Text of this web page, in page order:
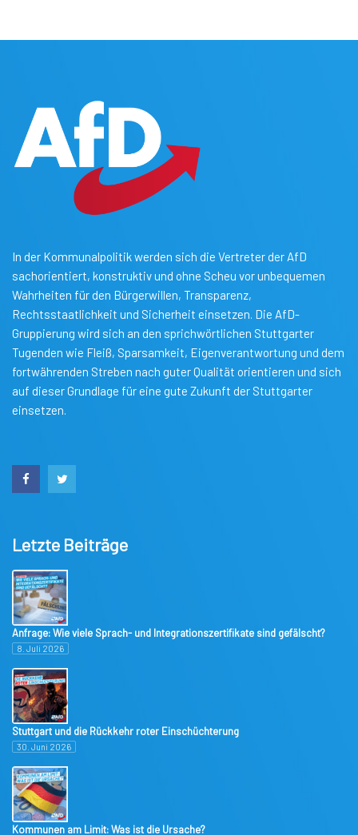
In der Kommunalpolitik werden sich die Vertreter der AfD
sachorientiert, konstruktiv und ohne Scheu vor unbequemen
Wahrheiten für den Bürgerwillen, Transparenz,
Rechtsstaatlichkeit und Sicherheit einsetzen. Die AfD-
Gruppierung wird sich an den sprichwörtlichen Stuttgarter
Tugenden wie Fleiß, Sparsamkeit, Eigenverantwortung und dem
fortwährenden Streben nach guter Qualität orientieren und sich
auf dieser Grundlage für eine gute Zukunft der Stuttgarter
einsetzen.
Letzte Beiträge
Anfrage: Wie viele Sprach- und Integrationszertifikate sind gefälscht?
8. Juli 2026
Stuttgart und die Rückkehr roter Einschüchterung
30. Juni 2026
Kommunen am Limit: Was ist die Ursache?